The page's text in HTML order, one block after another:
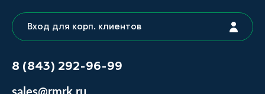
Вход для корп. клиентов
8 (843) 292-96-99